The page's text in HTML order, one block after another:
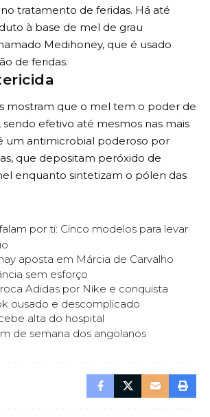
tratamento de feridas. Há até
à base de mel de grau
Medihoney, que é usado
de feridas.
mostram que o mel tem o poder de
efetivo até mesmos nas mais
um antimicrobial poderoso por
que depositam peróxido de
enquanto sintetizam o pólen das
por ti: Cinco modelos para levar
aposta em Márcia de Carvalho
sem esforço
Adidas por Nike e conquista
ousado e descomplicado
alta do hospital
de semana dos angolanos